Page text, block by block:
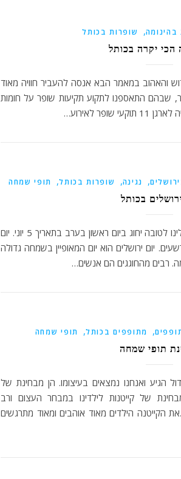
בהינומה, שופרות בכותל
הכי יקרה בכותל
והאהוב במאמר הבא אנסה להעביר חוויה מאוד
יחד עם 11 תוקעי שופר, שבהם התאספנו לתקוע תקיעות שופר על חומות
לאירוע…
, נגינה, שופרות בכותל, תופי שמחה
בכותל
בס"ד שלום וברכה יום ירושלים הבא עלינו לטובה יחוג ביום ראשון בערב בתאריך 5 יוני. יום
יום ירושלים הוא יום המאופיין בשמחה גדולה
רבים מהחוגגים הם אנשים…
, מתופפים בכותל, תופי שמחה
תופי שמחה
הגיע ואנחנו נמצאים בעיצומו. הן מבחינת של
של קייטנות לילדינו במבחר העצום ורב
הקייטנה הילדים מאוד אוהבים ומאוד מתרגשים